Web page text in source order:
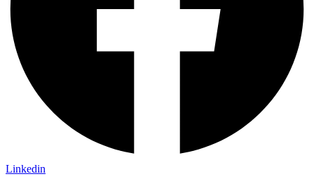
Linkedin